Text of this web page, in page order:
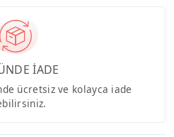
İADE
ücretsiz ve kolayca iade